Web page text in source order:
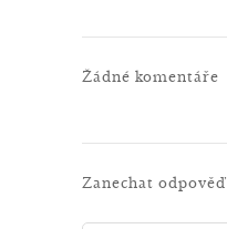
Žádné komentáře
Zanechat odpověď